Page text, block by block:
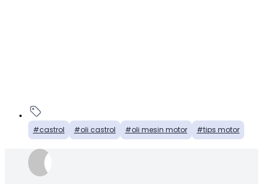
castrol oli castrol oli mesin motor tips motor